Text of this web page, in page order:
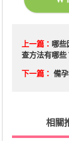
上一篇： 哪些
查方法有哪些
下一篇： 備
相關